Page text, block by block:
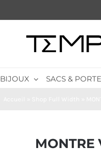
BIJOUX SACS &
MONTRE